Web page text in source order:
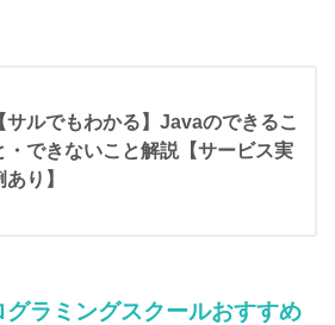
サルでもわかる】Javaのできるこ
・できないこと解説【サービス実
あり】
ラミングスクールおすすめ